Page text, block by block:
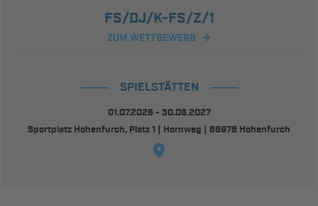
FS/DJ/K-FS/Z/1
ZUM WETTBEWERB
SPIELSTÄTTEN
01.07.2026 - 30.06.2027
Sportplatz Hohenfurch, Platz 1 | Hornweg | 86978 Hohenfurch